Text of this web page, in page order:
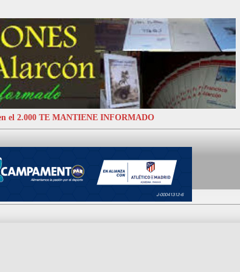
el 2.000 TE MANTIENE INFORMADO